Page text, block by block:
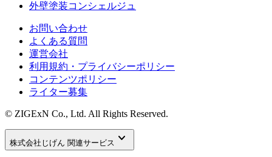
外壁塗装コンシェルジュ
お問い合わせ
よくある質問
運営会社
利用規約・プライバシーポリシー
コンテンツポリシー
ライター募集
© ZIGExN Co., Ltd. All Rights Reserved.
株式会社じげん 関連サービス keyboard_arrow_down